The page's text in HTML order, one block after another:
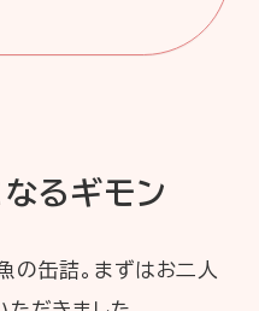
るギモン
の缶詰。まずはお二人